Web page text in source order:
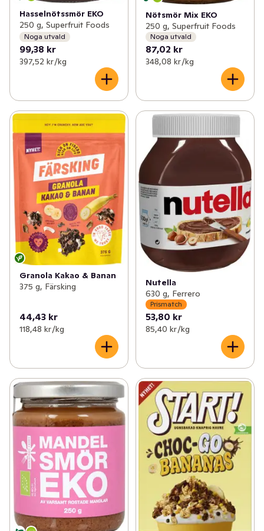
Hasselnötssmör EKO
250 g, Superfruit Foods
Noga utvald
99,38 kr
397,52 kr /kg
Nötsmör Mix EKO
250 g, Superfruit Foods
Noga utvald
87,02 kr
348,08 kr /kg
Granola Kakao & Banan
375 g, Färsking
44,43 kr
118,48 kr /kg
Nutella
630 g, Ferrero
Prismatch
53,80 kr
85,40 kr /kg